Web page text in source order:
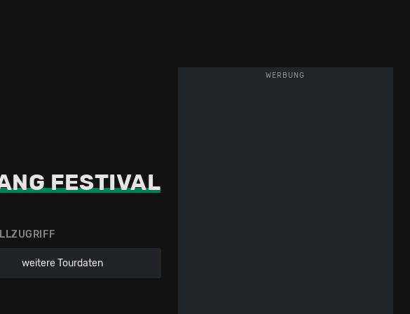
WERBUNG
FESTIVAL
weitere Tourdaten